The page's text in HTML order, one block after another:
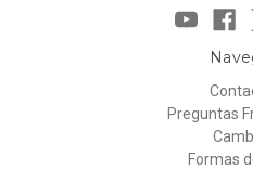
Preguntas
Formas